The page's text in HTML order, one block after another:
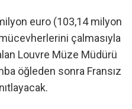
euro (103,14 milyon
çalmasıyla
Louvre Müze Müdürü
öğleden sonra Fransız